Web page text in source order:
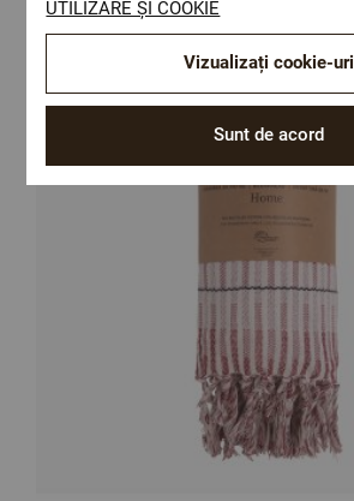
UTILIZARE ȘI COOKIE
Sunt de acord
Vizualizați cookie-uri